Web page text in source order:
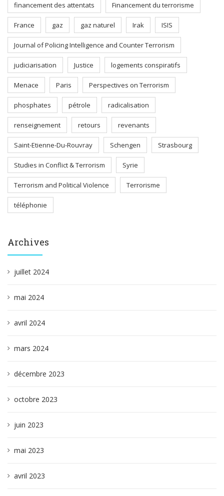
financement des attentats Financement du terrorisme
France gaz gaz naturel Irak ISIS
Journal of Policing Intelligence and Counter Terrorism
judiciarisation Justice logements conspiratifs
Menace Paris Perspectives on Terrorism
phosphates pétrole radicalisation
renseignement retours revenants
Saint-Etienne-Du-Rouvray Schengen Strasbourg
Studies in Conflict & Terrorism Syrie
Terrorism and Political Violence Terrorisme
téléphonie
Archives
juillet 2024
mai 2024
avril 2024
mars 2024
décembre 2023
octobre 2023
juin 2023
mai 2023
avril 2023